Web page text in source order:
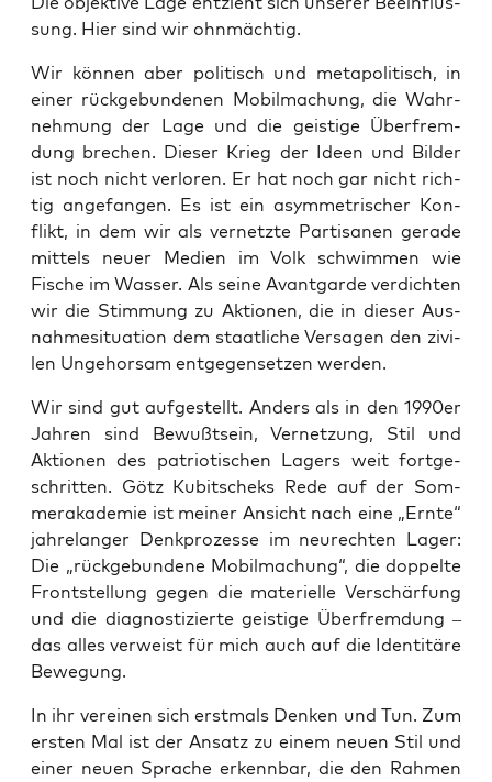
sung. Hier sind wir ohnmächtig.
Wir kön­nen aber poli­tisch und meta­po­li­tisch, in
einer rück­ge­bun­de­nen Mobil­ma­chung, die Wahr­
neh­mung der Lage und die geis­ti­ge Über­frem­
dung bre­chen. Die­ser Krieg der Ideen und Bil­der
ist noch nicht ver­lo­ren. Er hat noch gar nicht rich­
tig ange­fan­gen. Es ist ein asym­me­tri­scher Kon­
flikt, in dem wir als ver­netz­te Par­ti­sa­nen gera­de
mit­tels neu­er Medi­en im Volk schwim­men wie
Fische im Was­ser. Als sei­ne Avant­gar­de ver­dich­ten
wir die Stim­mung zu Aktio­nen, die in die­ser Aus­
nah­me­si­tua­ti­on dem staat­li­che Ver­sa­gen den zivi­
len Unge­hor­sam ent­ge­gen­set­zen werden.
Wir sind gut auf­ge­stellt. Anders als in den 1990er
Jah­ren sind Bewußt­sein, Ver­net­zung, Stil und
Aktio­nen des patrio­ti­schen Lagers weit fort­ge­
schrit­ten. Götz Kubit­scheks Rede auf der Som­
mer­aka­de­mie ist mei­ner Ansicht nach eine „Ern­te“
jah­re­lan­ger Denk­pro­zes­se im neu­rech­ten Lager:
Die „rück­ge­bun­de­ne Mobil­ma­chung“, die dop­pel­te
Front­stel­lung gegen die mate­ri­el­le Ver­schär­fung
und die dia­gnos­ti­zier­te geis­ti­ge Über­frem­dung –
das alles ver­weist für mich auch auf die Iden­ti­tä­re
Bewegung.
In ihr ver­ei­nen sich erst­mals Den­ken und Tun. Zum
ers­ten Mal ist der Ansatz zu einem neu­en Stil und
einer neu­en Spra­che erkenn­bar, die den Rah­men